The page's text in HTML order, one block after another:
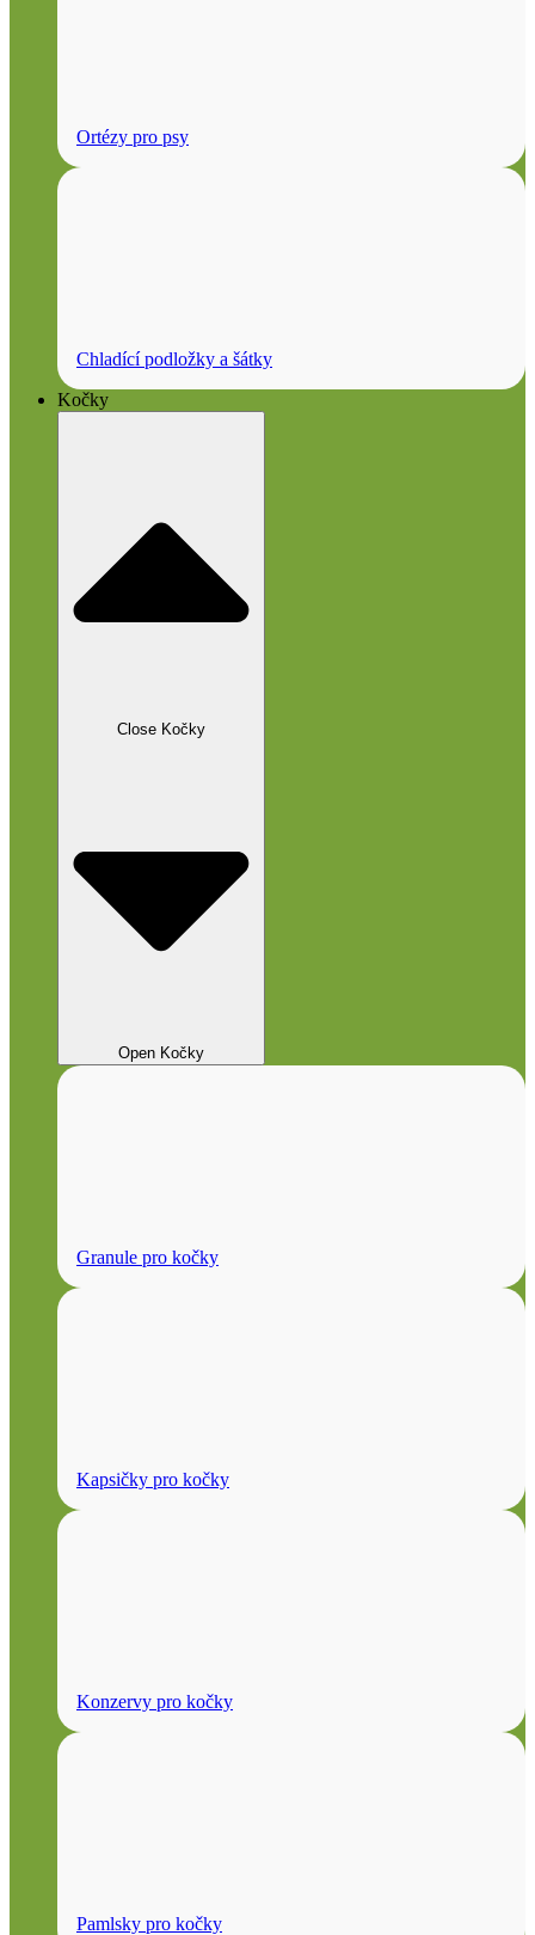
Ortézy pro psy
Chladící podložky a šátky
Kočky
Close Kočky
Open Kočky
Granule pro kočky
Kapsičky pro kočky
Konzervy pro kočky
Pamlsky pro kočky